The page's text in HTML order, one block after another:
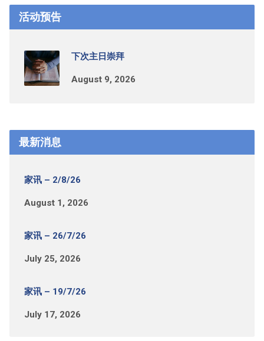
活动预告
下次主日崇拜
August 9, 2026
最新消息
家讯 – 2/8/26
August 1, 2026
家讯 – 26/7/26
July 25, 2026
家讯 – 19/7/26
July 17, 2026